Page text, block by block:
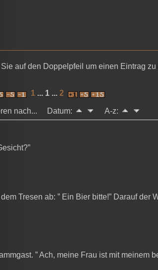
auf den Doppelpfeil um einen Eintrag zu
1 ... 1 ... 2
nach... Datum: A-z:
Tresen ab: ” Ein Bier bitte!” Darauf der
” Ach, meine Frau ist mit meinem